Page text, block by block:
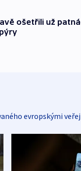
ošetřili už
evropskými